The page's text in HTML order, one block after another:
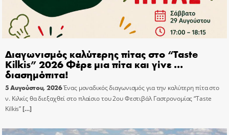
Διαγωνισμός καλύτερης πίτας στο “Taste
Kilkis” 2026 Φέρε μια πίτα και γίνε …
διασημόπιτα!
5 Αυγούστου, 2026Ένας μοναδικός διαγωνισμός για την καλύτερη πίτα στο
ν. Κιλκίς θα διεξαχθεί στο πλαίσιο του 2ου Φεστιβάλ Γαστρονομίας “Taste
Kilkis”[…]